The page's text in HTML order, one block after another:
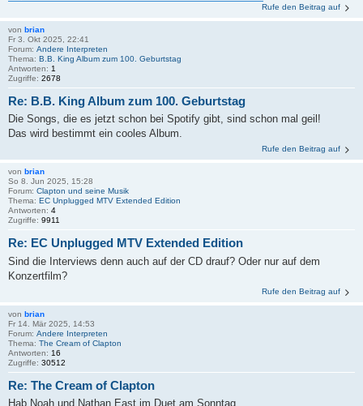
Rufe den Beitrag auf
von brian
Fr 3. Okt 2025, 22:41
Forum: Andere Interpreten
Thema: B.B. King Album zum 100. Geburtstag
Antworten: 1
Zugriffe: 2678
Re: B.B. King Album zum 100. Geburtstag
Die Songs, die es jetzt schon bei Spotify gibt, sind schon mal geil!
Das wird bestimmt ein cooles Album.
Rufe den Beitrag auf
von brian
So 8. Jun 2025, 15:28
Forum: Clapton und seine Musik
Thema: EC Unplugged MTV Extended Edition
Antworten: 4
Zugriffe: 9911
Re: EC Unplugged MTV Extended Edition
Sind die Interviews denn auch auf der CD drauf? Oder nur auf dem
Konzertfilm?
Rufe den Beitrag auf
von brian
Fr 14. Mär 2025, 14:53
Forum: Andere Interpreten
Thema: The Cream of Clapton
Antworten: 16
Zugriffe: 30512
Re: The Cream of Clapton
Hab Noah und Nathan East im Duet am Sonntag